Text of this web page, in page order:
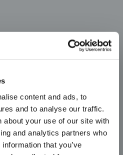
content and ads, to
and to analyse our traffic.
about your use of our site with
and analytics partners who
that you’ve